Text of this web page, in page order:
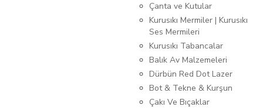
Çanta ve Kutular
Kurusıkı Mermiler | Kurusıkı
Ses Mermileri
Kurusıkı Tabancalar
Balık Av Malzemeleri
Dürbün Red Dot Lazer
Bot & Tekne & Kurşun
Çakı Ve Bıçaklar